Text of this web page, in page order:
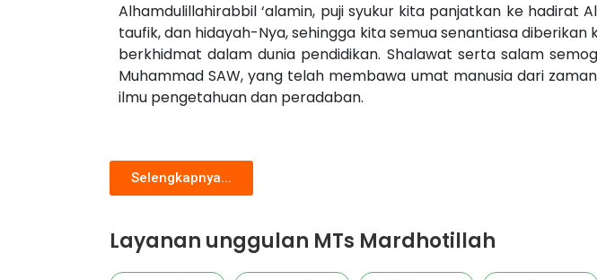
Alhamdulillahirabbil ‘alamin, puji syukur kita panjatkan ke hadirat
taufik, dan hidayah-Nya, sehingga kita semua senantiasa
berkhidmat dalam dunia pendidikan. Shalawat serta salam
Muhammad SAW, yang telah membawa umat manusia dari
ilmu pengetahuan dan peradaban.
Selengkapnya...
Layanan unggulan MTs Mardhotillah